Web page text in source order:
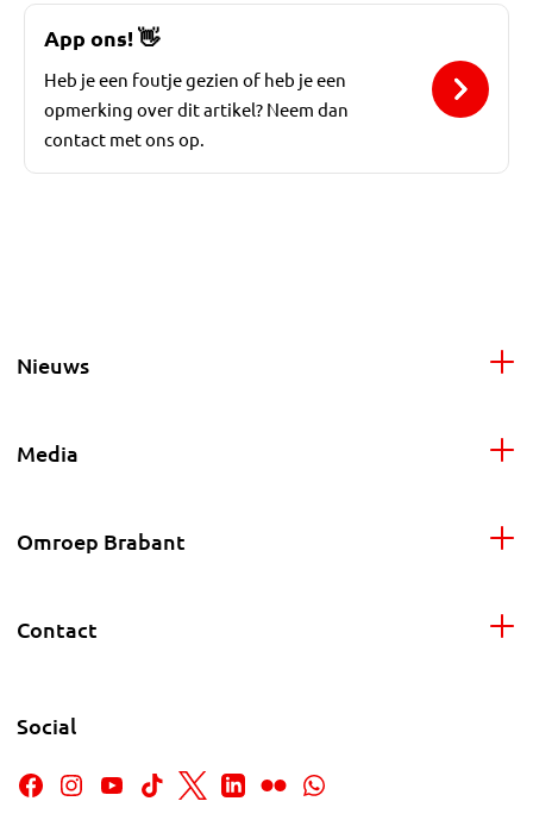
App ons!👋
Heb je een foutje gezien of heb je een
opmerking over dit artikel? Neem dan
contact met ons op.
Nieuws
Media
Omroep Brabant
Contact
Social